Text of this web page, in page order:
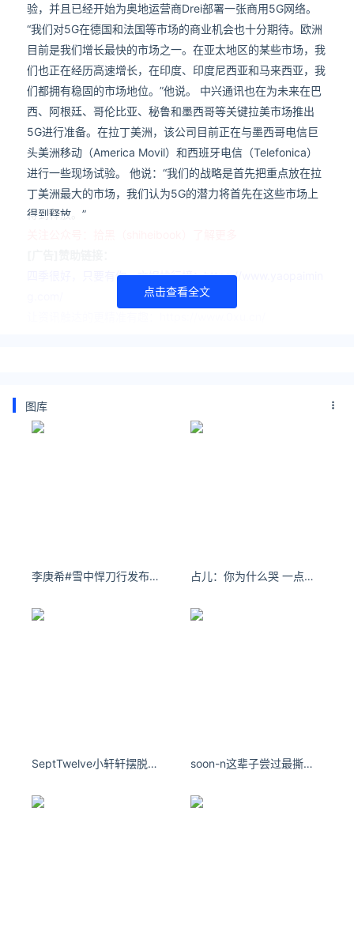
验，并且已经开始为奥地运营商Drei部署一张商用5G网络。
“我们对5G在德国和法国等市场的商业机会也十分期待。欧洲
目前是我们增长最快的市场之一。在亚太地区的某些市场，我
们也正在经历高速增长，在印度、印度尼西亚和马来西亚，我
们都拥有稳固的市场地位。”他说。 中兴通讯也在为未来在巴
西、阿根廷、哥伦比亚、秘鲁和墨西哥等关键拉美市场推出
5G进行准备。在拉丁美洲，该公司目前正在与墨西哥电信巨
头美洲移动（America Movil）和西班牙电信（Telefonica）
进行一些现场试验。 他说：“我们的战略是首先把重点放在拉
丁美洲最大的市场，我们认为5G的潜力将首先在这些市场上
得到释放。”
四季很好，只要有你，文娱排行榜：https://www.yaopaimin
原文链接
点击查看全文
图库
李庚希#雪中悍刀行发布会# 占儿：你为什么哭 一点都不酷 #傅菁新歌你为什么哭
SeptTwelve小轩轩摆脱现实的枷锁，逆流而上，你的未来闪闪发亮 soon-n这辈子尝过最撕心裂肺的痛，就是你离开我。